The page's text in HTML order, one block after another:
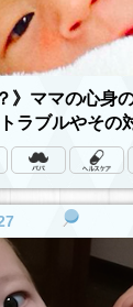
》ママの心身
ラブルやその